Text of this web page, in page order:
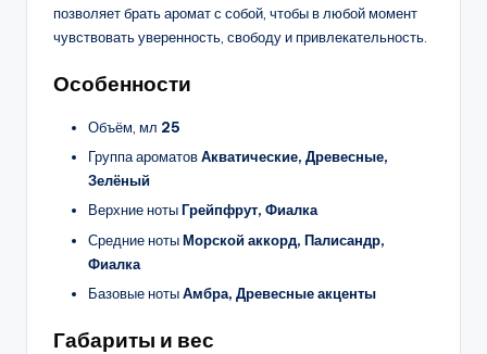
позволяет брать аромат с собой, чтобы в любой момент
чувствовать уверенность, свободу и привлекательность.
Особенности
Объём, мл 25
Группа ароматовАкватические, Древесные,
Зелёный
Верхние нотыГрейпфрут, Фиалка
Средние нотыМорской аккорд, Палисандр,
Фиалка
Базовые нотыАмбра, Древесные акценты
Габариты и вес